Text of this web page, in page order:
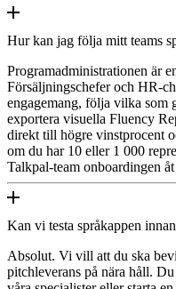
Hur kan jag följa mitt teams
Programadministrationen är
Försäljningschefer och HR-
engagemang, följa vilka som
exportera visuella Fluency
direkt till högre vinstprocent
om du har 10 eller 1 000
Talkpal-team onboardingen
Kan vi testa språkappen
Absolut. Vi vill att du ska
pitchleverans på nära håll.